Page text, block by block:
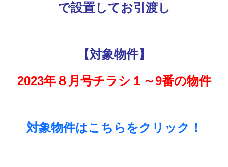
で設置してお引渡し
【対象物件】
2023年８月号チラシ１～9番の物件
対象物件はこちらをクリック！